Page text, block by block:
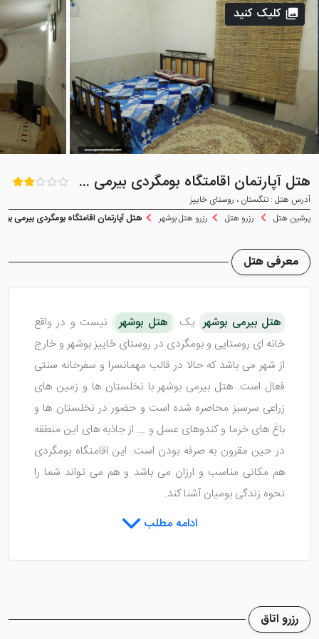
هتل آپارتمان اقامتگاه بومگردی بیرمی بوشهر
آدرس هتل : تنگستان ، روستای خاییز
پرشین هتل
رزرو هتل رزرو هتل بوشهر هتل آپارتمان اقامتگاه بومگردی بیرمی
کلیک کنید
معرفی هتل
هتل بیرمی بوشهر یک هتل بوشهر
نیست و در واقع
خانه ای روستایی و بومگردی در روستای خاییز بوشهر و خارج
از شهر می باشد که حالا در قالب مهمانسرا و سفرخانه سنتی
فعال است. هتل بیرمی بوشهر با نخلستان ها و زمین های
زراعی سرسبز محاصره شده است و حضور در نخلستان ها و
باغ های خرما و کندوهای عسل و ... از جاذبه های این منطقه
در حین مقرون به صرفه بودن است. این اقامتگاه بومگردی
هم مکانی مناسب و ارزان می باشد و هم می تواند شما را
نحوه زندگی بومیان آشنا کند.
اغلب مورد پسند گردشگرانی قرار می
را برای شما رقم زند. بنابراین اگر قصد دارید تا با حداقل هزینه
ممکن، در یکی از با صفا ترین هتل های بوشهر اقامت داشته
ادامه مطلب
رزرو اتاق